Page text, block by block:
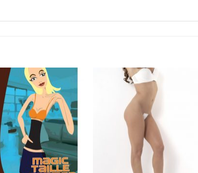
Aan
verlanglijst
toevoegen